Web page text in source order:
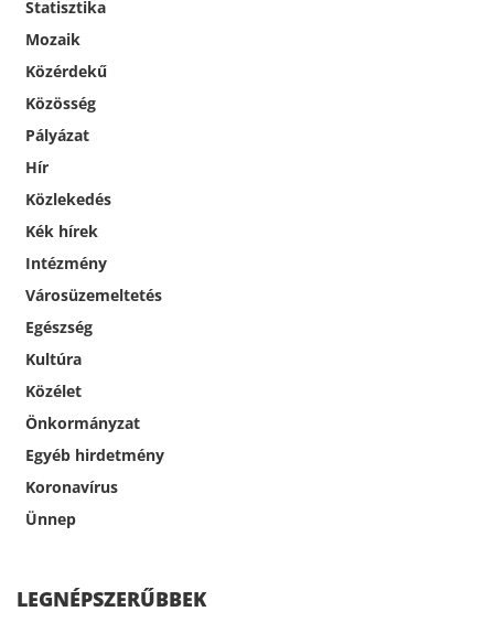
Statisztika
Mozaik
Közérdekű
Közösség
Pályázat
Hír
Közlekedés
Kék hírek
Intézmény
Városüzemeltetés
Egészség
Kultúra
Közélet
Önkormányzat
Egyéb hirdetmény
Koronavírus
Ünnep
LEGNÉPSZERŰBBEK